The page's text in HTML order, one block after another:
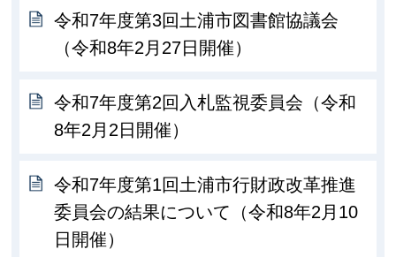
令和7年度第3回土浦市図書館協議会
（令和8年2月27日開催）
令和7年度第2回入札監視委員会（令和
8年2月2日開催）
令和7年度第1回土浦市行財政改革推進
委員会の結果について（令和8年2月10
日開催）